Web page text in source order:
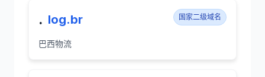
. log.br 国家二级域名
巴西物流